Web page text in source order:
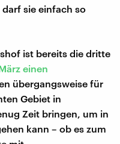
sie einfach so
ist bereits die dritte
einen
übergangsweise für
Gebiet in
Zeit bringen, um in
kann – ob es zum